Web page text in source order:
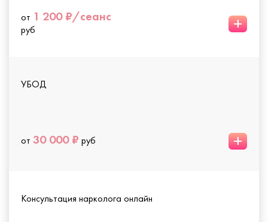
от 1 200 ₽/сеанс
руб +
УБОД
от 30 000 ₽ руб +
Консультация нарколога онлайн